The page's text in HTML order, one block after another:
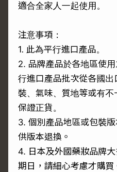
適合全家人一起使用。
注意事項：
1. 此為平行進口產品。
2. 品牌產品於各地區使
行進口產品批次從各國
裝、氣味、質地等或有不
保證正貨。
3. 個別產品地區或包裝
供版本退換。
4. 日本及外國藥妝品牌
期日，請細心考慮才購買